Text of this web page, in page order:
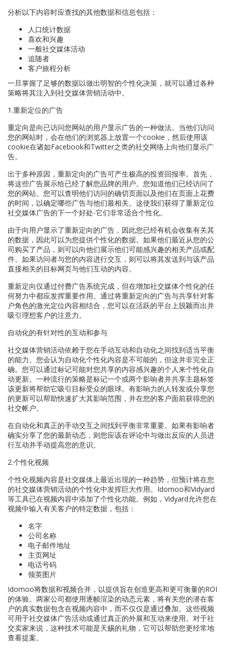
分析以下内容时应查找的其他数据和信息包括：
人口统计数据
喜欢和兴趣
一般社交媒体活动
追随者
客户旅程分析
一旦掌握了足够的数据以做出明智的个性化决策，就可以通过各种
策略将其注入到社交媒体营销活动中。
1.重新定位的广告
重定向是向已访问您网站的用户显示广告的一种做法。当他们访问
您的网站时，会在他们的浏览器上放置一个cookie，然后使用该
cookie在诸如Facebook和Twitter之类的社交网络上向他们显示广
告。
出于多种原因，重新定向的广告可产生极高的投资回报率。首先，
将这些广告展示给已经了解您品牌的用户。您知道他们已经访问了
您的网站。您可以查明他们访问的确切页面以及他们在页面上花费
的时间，以确定哪些广告与他们最相关。这使我们获得了重新定位
社交媒体广告的下一个好处-它们非常适合个性化。
由于向用户显示了重新定向的广告，因此您已经有机会收集有关其
的数据，因此可以为您提供个性化的数据。如果他们最近从您的公
司购买了产品，则可以向他们展示他们可能感兴趣的相关产品或配
件。如果访问者与您的内容进行交互，则可以将其发送到与该产品
直接相关的目标网页与他们互动的内容。
重新定向仅通过付费广告系统完成，但在增加社交媒体个性化的任
何努力中都应发挥重要作用。通过将重新定向的广告与共享针对客
户角色的激光定位内容相结合，您可以在活跃的平台上脱颖而出并
吸引理想客户的注意力。
自动化的有针对性的互动和参与
社交媒体营销活动依赖于您在手动互动和自动化之间找到适当平衡
的能力。您会认为自动化个性化内容是不可能的，但这并非完全正
确。您可以通过标记可能对您共享的内容感兴趣的个人来个性化自
动更新。一种流行的策略是标记一个或两个影响者并共享主题标签
该更新将帮助它吸引目标受众的眼球。有影响力的人转发或分享您
的更新可以帮助快速扩大其影响范围，并在您的客户面前获得您的
社交帐户。
在自动化和真正的手动交互之间找到平衡非常重要。如果有影响者
确实分享了您的最新动态，则您应该在评论中与做出反应的人员进
行互动并手动提高您的意识。
2.个性化视频
个性化视频内容是社交媒体上最近出现的一种趋势，但预计将在您
的社交媒体营销活动的个性化中发挥巨大作用。Idomoo和Vidyard
等工具已在视频内容中添加了个性化功能。例如，Vidyard允许您在
视频中输入有关客户的特定数据，包括：
名字
公司名称
电子邮件地址
主页网址
电话号码
领英图片
Idomoo将数据和视频合并，以提供旨在创造更高和更可衡量的ROI
的体验。两家公司都使用逐帧渲染的动态元素，将有关您的潜在客
户的真实数据包含在视频内容中，而不仅仅是通过叠加。这些视频
可用于社交媒体广告活动或通过真正的外展和互动来使用。对于社
交卖家来说，这种技术可能是天赐的礼物，它可以帮助您更经常地
查看提案。